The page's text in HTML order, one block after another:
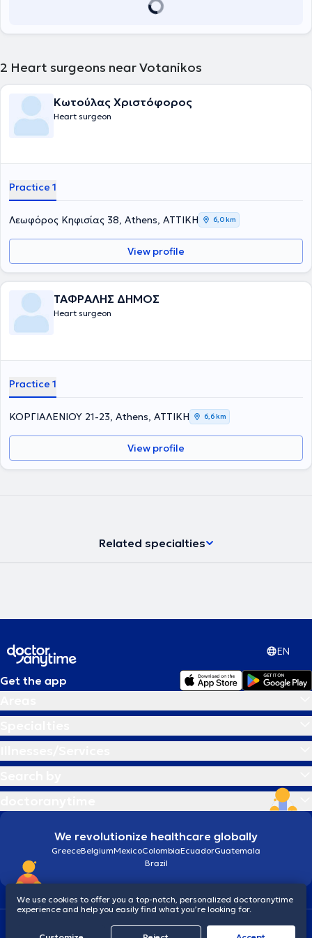
2 Heart surgeons near Votanikos
Κωτούλας Χριστόφορος
Heart surgeon
Practice 1
Λεωφόρος Κηφισίας 38, Athens, ΑΤΤΙΚΗ 6,0 km
View profile
ΤΑΦΡΑΛΗΣ ΔΗΜΟΣ
Heart surgeon
Practice 1
ΚΟΡΓΙΑΛΕΝΙΟΥ 21-23, Athens, ΑΤΤΙΚΗ 6,6 km
View profile
Related specialties
EN
Get the app
We revolutionize healthcare globally
GreeceBelgiumMexicoColombiaEcuadorGuatemala
Brazil
Cookiesdoctoranytime: Data Protection Policy
We use cookies to offer you a top-notch, personalized doctoranytime
experience and help you easily find what you’re looking for.